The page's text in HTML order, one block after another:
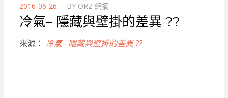
POSTED
ON
2016-06-26 BY ORZ 網摘
冷氣– 隱藏與壁掛的差異 ??
來源： 冷氣– 隱藏與壁掛的差異 ??